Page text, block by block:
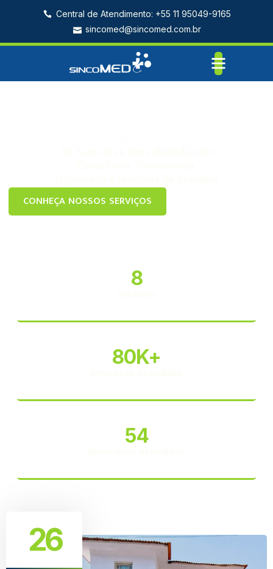
Central de Atendimento: +55 11 95049-9165
sincomed@sincomed.com.br
Home
CONHEÇA NOSSOS SERVIÇOS
8
80K+
54
26